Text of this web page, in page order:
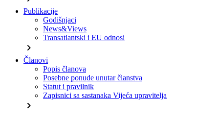
Publikacije
Godišnjaci
News&Views
Transatlantski i EU odnosi
chevron_right
Članovi
Popis članova
Posebne ponude unutar članstva
Statut i pravilnik
Zapisnici sa sastanaka Vijeća upravitelja
chevron_right